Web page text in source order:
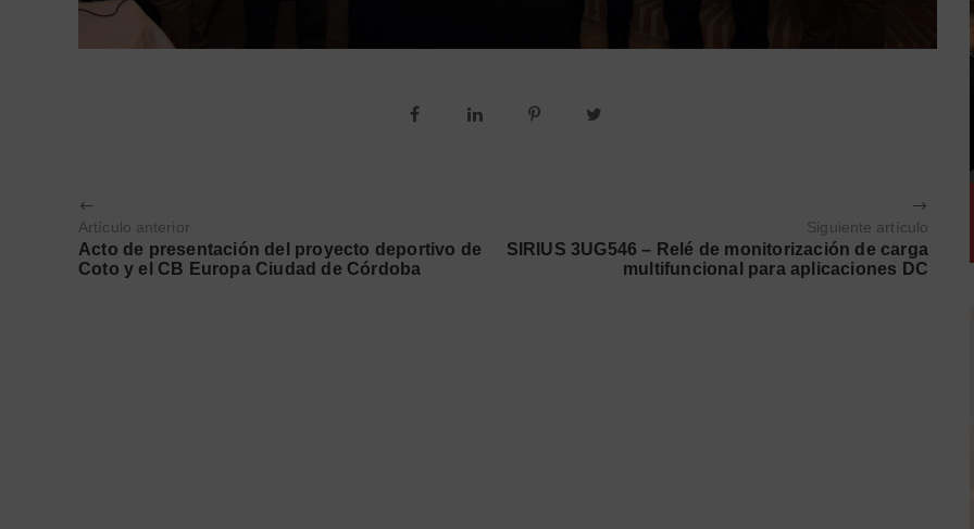
Artículo anterior
Acto de presentación del proyecto deportivo de
Coto y el CB Europa Ciudad de Córdoba
Siguiente artículo
SIRIUS 3UG546 – Relé de monitorización de carga
multifuncional para aplicaciones DC